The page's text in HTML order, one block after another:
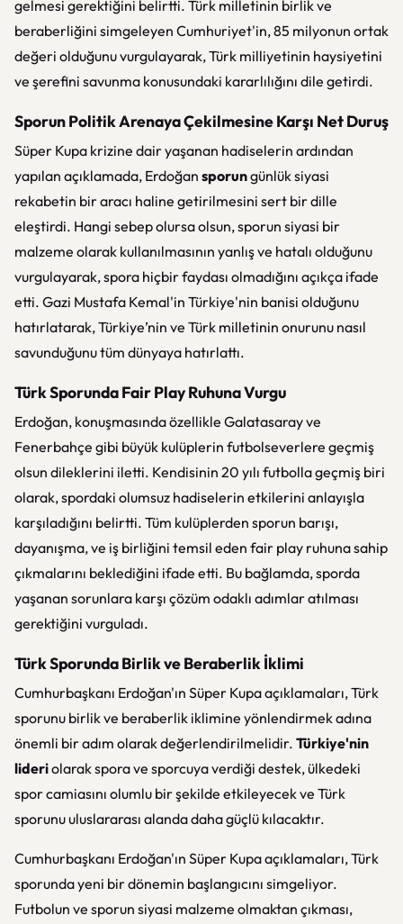
gelmesi gerektiğini belirtti. Türk milletinin birlik ve
beraberliğini simgeleyen Cumhuriyet'in, 85 milyonun ortak
değeri olduğunu vurgulayarak, Türk milliyetinin haysiyetini
ve şerefini savunma konusundaki kararlılığını dile getirdi.
Sporun Politik Arenaya Çekilmesine Karşı Net Duruş
Süper Kupa krizine dair yaşanan hadiselerin ardından
yapılan açıklamada, Erdoğan sporungünlük siyasi
rekabetin bir aracı haline getirilmesini sert bir dille
eleştirdi. Hangi sebep olursa olsun, sporun siyasi bir
malzeme olarak kullanılmasının yanlış ve hatalı olduğunu
vurgulayarak, spora hiçbir faydası olmadığını açıkça ifade
etti. Gazi Mustafa Kemal'in Türkiye'nin banisi olduğunu
hatırlatarak, Türkiye’nin ve Türk milletinin onurunu nasıl
savunduğunu tüm dünyaya hatırlattı.
Türk Sporunda Fair Play Ruhuna Vurgu
Erdoğan, konuşmasında özellikle Galatasaray ve
Fenerbahçe gibi büyük kulüplerin futbolseverlere geçmiş
olsun dileklerini iletti. Kendisinin 20 yılı futbolla geçmiş biri
olarak, spordaki olumsuz hadiselerin etkilerini anlayışla
karşıladığını belirtti. Tüm kulüplerden sporun barışı,
dayanışma, ve iş birliğini temsil eden fair play ruhuna sahip
çıkmalarını beklediğini ifade etti. Bu bağlamda, sporda
yaşanan sorunlara karşı çözüm odaklı adımlar atılması
gerektiğini vurguladı.
Türk Sporunda Birlik ve Beraberlik İklimi
Cumhurbaşkanı Erdoğan'ın Süper Kupa açıklamaları, Türk
sporunu birlik ve beraberlik iklimine yönlendirmek adına
önemli bir adım olarak değerlendirilmelidir. Türkiye'nin
lideriolarak spora ve sporcuya verdiği destek, ülkedeki
spor camiasını olumlu bir şekilde etkileyecek ve Türk
sporunu uluslararası alanda daha güçlü kılacaktır.
Cumhurbaşkanı Erdoğan'ın Süper Kupa açıklamaları, Türk
sporunda yeni bir dönemin başlangıcını simgeliyor.
Futbolun ve sporun siyasi malzeme olmaktan çıkması,